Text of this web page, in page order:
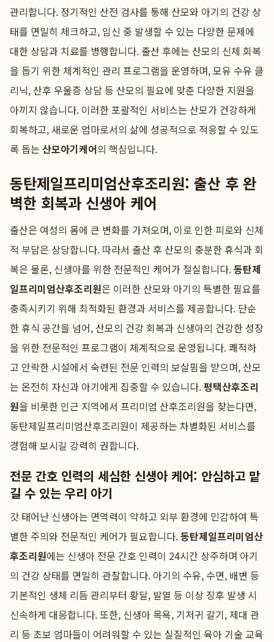
관리합니다. 정기적인 산전 검사를 통해 산모와 아기의 건강 상
태를 면밀히 체크하고, 임신 중 발생할 수 있는 다양한 문제에
대한 상담과 치료를 병행합니다. 출산 후에는 산모의 신체 회복
을 돕기 위한 체계적인 관리 프로그램을 운영하며, 모유 수유 클
리닉, 산후 우울증 상담 등 산모의 필요에 맞춘 다양한 지원을
아끼지 않습니다. 이러한 포괄적인 서비스는 산모가 건강하게
회복하고, 새로운 엄마로서의 삶에 성공적으로 적응할 수 있도
록 돕는 산모아기케어의 핵심입니다.
동탄제일프리미엄산후조리원: 출산 후 완
벽한 회복과 신생아 케어
출산은 여성의 몸에 큰 변화를 가져오며, 이로 인한 피로와 신체
적 부담은 상당합니다. 따라서 출산 후 산모의 충분한 휴식과 회
복은 물론, 신생아를 위한 전문적인 케어가 절실합니다.동탄제
일프리미엄산후조리원은 이러한 산모와 아기의 특별한 필요를
충족시키기 위해 최적화된 환경과 서비스를 제공합니다. 단순
한 휴식 공간을 넘어, 산모의 건강 회복과 신생아의 건강한 성장
을 위한 전문적인 프로그램이 체계적으로 운영됩니다. 쾌적하
고 안락한 시설에서 숙련된 전문 인력의 보살핌을 받으며, 산모
는 온전히 자신과 아기에게 집중할 수 있습니다.평택산후조리
원을 비롯한 인근 지역에서 프리미엄 산후조리원을 찾는다면,
동탄제일프리미엄산후조리원이 제공하는 차별화된 서비스를
경험해 보시길 강력히 권합니다.
전문 간호 인력의 세심한 신생아 케어: 안심하고 맡
길 수 있는 우리 아기
갓 태어난 신생아는 면역력이 약하고 외부 환경에 민감하여 특
별한 주의와 전문적인 케어가 필요합니다.동탄제일프리미엄산
후조리원에는 신생아 전문 간호 인력이 24시간 상주하며 아기
의 건강 상태를 면밀히 관찰합니다. 아기의 수유, 수면, 배변 등
기본적인 생체 리듬 관리부터 황달, 발열 등 이상 징후 발생 시
신속하게 대응합니다. 또한, 신생아 목욕, 기저귀 갈기, 제대 관
리 등 초보 엄마들이 어려워할 수 있는 실질적인 육아 기술 교육